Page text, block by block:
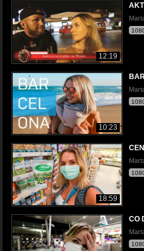
12:19
10:23
18:59
CO